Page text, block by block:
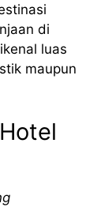
di
luas
maupun